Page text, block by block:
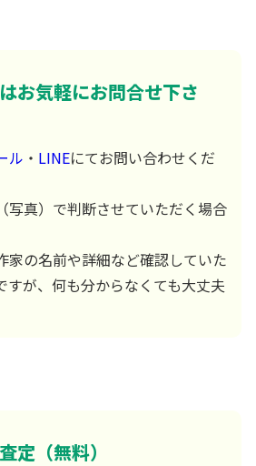
お気軽にお問合せ下さ
ル ・ LINEにてお問い合わせくだ
真）で判断させていただく場合
家の名前や詳細など確認していた
すが、何も分からなくても大丈夫
定（無料）